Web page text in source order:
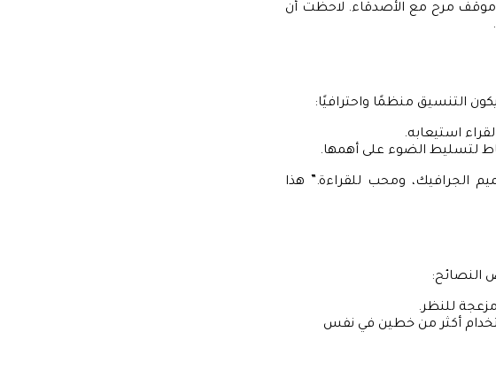
موقف مرح مع الأصدقاء. لاحظت أن
التنسيق منظمًا واحترافيًا:
استيعابه.
لتسليط الضوء على أهمها.
الجرافيك، ومحب للقراءة.” هذا
النصائح:
للنظر.
أكثر من خطين في نفس